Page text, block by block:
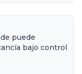
puede
bajo control